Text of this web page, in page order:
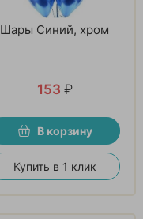
Шары Синий, хром
153 ₽
В корзину
Купить в 1 клик